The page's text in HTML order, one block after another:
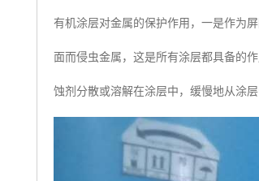
有机涂层对金属的保护作用，一是作为
面而侵虫金属，这是所有涂层都具备的
蚀剂分散或溶解在涂层中，缓慢地从涂